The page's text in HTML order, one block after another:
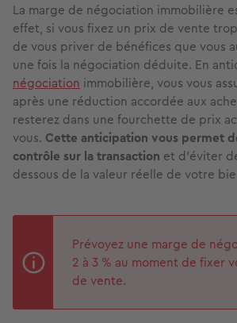
La marge de négociation immobilière
effet, si vous fixez un prix de vente
de vous priver de bénéfices que vous
une fois la négociation déduite. En
négociation immobilière, vous vous
après une réduction accordée aux
resterez dans une fourchette de prix
vous. Cette anticipation vous permet
contrôle sur la transaction et d’éviter
dessous de la valeur réelle de votre
Prévoyez une marge de
2 à 3 % au moment de fixer
de vente.